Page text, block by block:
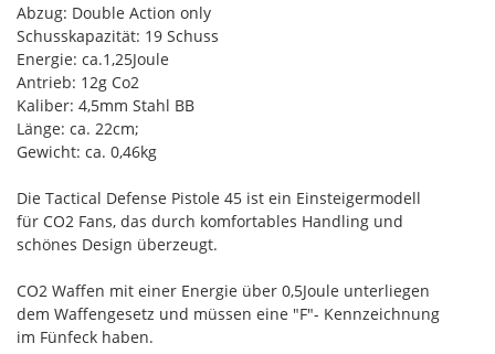
Abzug: Double Action only
Schusskapazität: 19 Schuss
Energie: ca.1,25Joule
Antrieb: 12g Co2
Kaliber: 4,5mm Stahl BB
Länge: ca. 22cm;
Gewicht: ca. 0,46kg
Die Tactical Defense Pistole 45 ist ein Einsteigermodell
für CO2 Fans, das durch komfortables Handling und
schönes Design überzeugt.
CO2 Waffen mit einer Energie über 0,5Joule unterliegen
dem Waffengesetz und müssen eine "F"- Kennzeichnung
im Fünfeck haben.